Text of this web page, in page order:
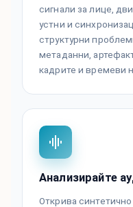
сигнали за лице,
устни и
структурни
метаданни,
кадрите и времеви
Анализирайте
Открива